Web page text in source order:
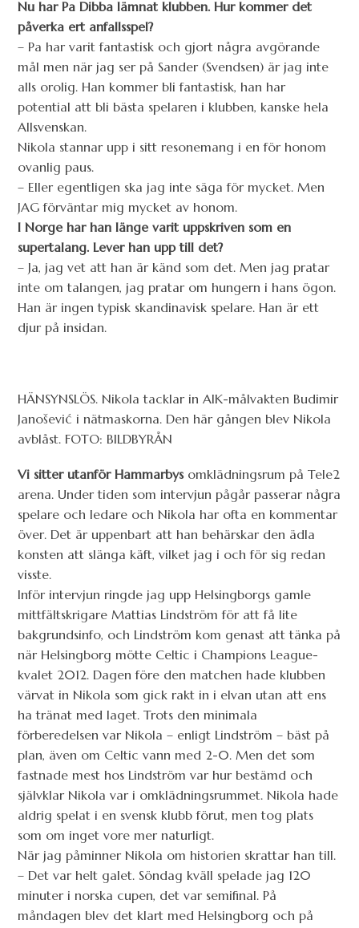
Nu har Pa Dibba lämnat klubben. Hur kommer det
påverka ert anfallsspel?
– Pa har varit fantastisk och gjort några avgörande
mål men när jag ser på Sander (Svendsen) är jag inte
alls orolig. Han kommer bli fantastisk, han har
potential att bli bästa spelaren i klubben, kanske hela
Allsvenskan.
Nikola stannar upp i sitt resonemang i en för honom
ovanlig paus.
– Eller egentligen ska jag inte säga för mycket. Men
JAG förväntar mig mycket av honom.
I Norge har han länge varit uppskriven som en
supertalang. Lever han upp till det?
– Ja, jag vet att han är känd som det. Men jag pratar
inte om talangen, jag pratar om hungern i hans ögon.
Han är ingen typisk skandinavisk spelare. Han är ett
djur på insidan.
HÄNSYNSLÖS. Nikola tacklar in AIK-målvakten Budimir
Janošević i nätmaskorna. Den här gången blev Nikola
avblåst. FOTO: BILDBYRÅN
Vi sitter utanför Hammarbysomklädningsrum på Tele2
arena. Under tiden som intervjun pågår passerar några
spelare och ledare och Nikola har ofta en kommentar
över. Det är uppenbart att han behärskar den ädla
konsten att slänga käft, vilket jag i och för sig redan
visste.
Inför intervjun ringde jag upp Helsingborgs gamle
mittfältskrigare Mattias Lindström för att få lite
bakgrundsinfo, och Lindström kom genast att tänka på
när Helsingborg mötte Celtic i Champions League-
kvalet 2012. Dagen före den matchen hade klubben
värvat in Nikola som gick rakt in i elvan utan att ens
ha tränat med laget. Trots den minimala
förberedelsen var Nikola – enligt Lindström – bäst på
plan, även om Celtic vann med 2-0. Men det som
fastnade mest hos Lindström var hur bestämd och
självklar Nikola var i omklädningsrummet. Nikola hade
aldrig spelat i en svensk klubb förut, men tog plats
som om inget vore mer naturligt.
När jag påminner Nikola om historien skrattar han till.
– Det var helt galet. Söndag kväll spelade jag 120
minuter i norska cupen, det var semifinal. På
måndagen blev det klart med Helsingborg och på